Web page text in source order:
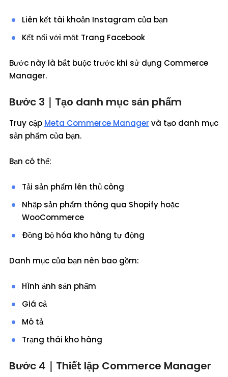
Liên kết tài khoản Instagram của bạn
Kết nối với một Trang Facebook
Bước này là bắt buộc trước khi sử dụng Commerce
Manager.
Bước 3｜Tạo danh mục sản phẩm
Truy cập Meta Commerce Manager và tạo danh mục
sản phẩm của bạn.
Bạn có thể:
Tải sản phẩm lên thủ công
Nhập sản phẩm thông qua Shopify hoặc
WooCommerce
Đồng bộ hóa kho hàng tự động
Danh mục của bạn nên bao gồm:
Hình ảnh sản phẩm
Giá cả
Mô tả
Trạng thái kho hàng
Bước 4｜Thiết lập Commerce Manager